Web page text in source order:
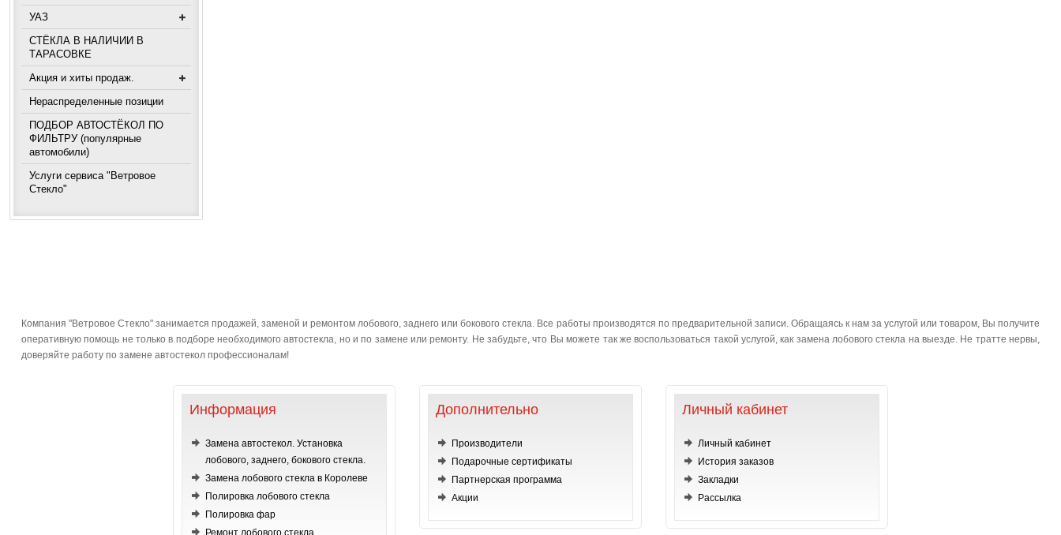
УАЗ
СТЁКЛА В НАЛИЧИИ В
ТАРАСОВКЕ
Акция и хиты продаж.
Нераспределенные позиции
ПОДБОР АВТОСТЁКОЛ ПО
ФИЛЬТРУ (популярные
автомобили)
Услуги сервиса "Ветровое
Стекло"
Компания "Ветровое Стекло" занимается продажей, заменой и ремонтом лобового, заднего или бокового стекла. Все работы производятся по предварительной записи. Обращаясь к нам за услугой или товаром, Вы получите
оперативную помощь не только в подборе необходимого автостекла, но и по замене или ремонту. Не забудьте, что Вы можете так же воспользоваться такой услугой, как замена лобового стекла на выезде. Не тратте нервы,
доверяйте работу по замене автостекол профессионалам!
Информация
Замена автостекол. Установка
лобового, заднего, бокового стекла.
Замена лобового стекла в Королеве
Полировка лобового стекла
Полировка фар
Ремонт лобового стекла
Дополнительно
Производители
Подарочные сертификаты
Партнерская программа
Акции
Личный кабинет
Личный кабинет
История заказов
Закладки
Рассылка